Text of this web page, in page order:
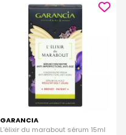
GARANCIA
L'élixir du marabout sérum 15ml